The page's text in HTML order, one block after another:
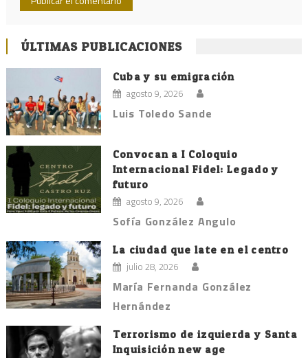
ÚLTIMAS PUBLICACIONES
Cuba y su emigración
agosto 9, 2026
Luis Toledo Sande
Convocan a I Coloquio
Internacional Fidel: Legado y
futuro
agosto 9, 2026
Sofía González Angulo
La ciudad que late en el centro
julio 28, 2026
María Fernanda González
Hernández
Terrorismo de izquierda y Santa
Inquisición new age